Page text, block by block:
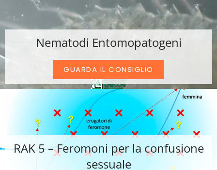
Nematodi Entomopatogeni
GUARDA IL CONSIGLIO
RAK 5 – Feromoni per la confusione
sessuale